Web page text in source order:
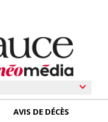
AVIS DE DÉCÈS